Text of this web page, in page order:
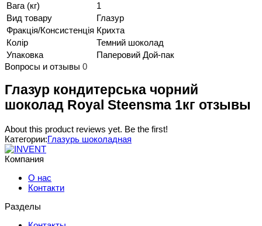
Вага (кг)
1
Вид товару
Глазур
Фракція/Консистенція Крихта
Колір
Темний шоколад
Упаковка
Паперовий Дой-пак
Вопросы и отзывы 0
Глазур кондитерська чорний
шоколад Royal Steensma 1кг отзывы
About this product reviews yet. Be the first!
Категории:Глазурь шоколадная
Компания
О нас
Контакти
Разделы